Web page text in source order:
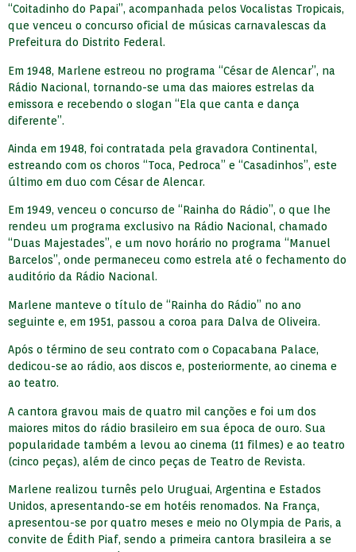
“Coitadinho do Papai”, acompanhada pelos Vocalistas Tropicais,
que venceu o concurso oficial de músicas carnavalescas da
Prefeitura do Distrito Federal.
Em 1948, Marlene estreou no programa “César de Alencar”, na
Rádio Nacional, tornando-se uma das maiores estrelas da
emissora e recebendo o slogan “Ela que canta e dança
diferente”.
Ainda em 1948, foi contratada pela gravadora Continental,
estreando com os choros “Toca, Pedroca” e “Casadinhos”, este
último em duo com César de Alencar.
Em 1949, venceu o concurso de “Rainha do Rádio”, o que lhe
rendeu um programa exclusivo na Rádio Nacional, chamado
“Duas Majestades”, e um novo horário no programa “Manuel
Barcelos”, onde permaneceu como estrela até o fechamento do
auditório da Rádio Nacional.
Marlene manteve o título de “Rainha do Rádio” no ano
seguinte e, em 1951, passou a coroa para Dalva de Oliveira.
Após o término de seu contrato com o Copacabana Palace,
dedicou-se ao rádio, aos discos e, posteriormente, ao cinema e
ao teatro.
A cantora gravou mais de quatro mil canções e foi um dos
maiores mitos do rádio brasileiro em sua época de ouro. Sua
popularidade também a levou ao cinema (11 filmes) e ao teatro
(cinco peças), além de cinco peças de Teatro de Revista.
Marlene realizou turnês pelo Uruguai, Argentina e Estados
Unidos, apresentando-se em hotéis renomados. Na França,
apresentou-se por quatro meses e meio no Olympia de Paris, a
convite de Édith Piaf, sendo a primeira cantora brasileira a se